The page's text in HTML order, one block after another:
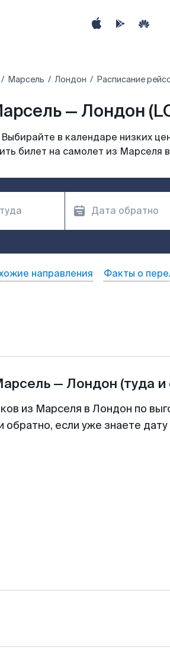
Марсель Лондон Расписание
— Лондон
в календаре низких
билет на самолет из Марселя
направления Факты о
— Лондон (туда
из Марселя в Лондон по
если уже знаете